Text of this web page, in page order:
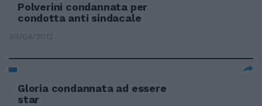
Polverini condannata per
condotta anti sindacale
30/04/2012
Gloria condannata ad essere
star